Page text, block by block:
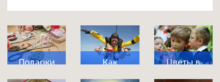
Подарки
сделанные
Как
оригинально
Цветы в
школу